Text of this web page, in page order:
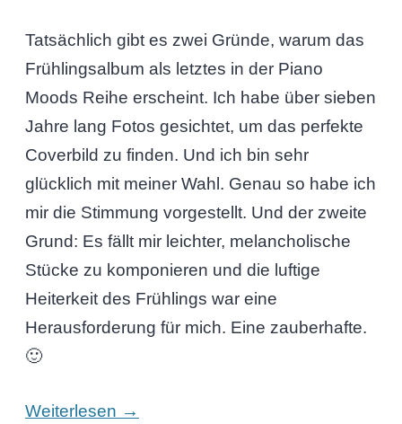
Tatsächlich gibt es zwei Gründe, warum das
Frühlingsalbum als letztes in der Piano
Moods Reihe erscheint. Ich habe über sieben
Jahre lang Fotos gesichtet, um das perfekte
Coverbild zu finden. Und ich bin sehr
glücklich mit meiner Wahl. Genau so habe ich
mir die Stimmung vorgestellt. Und der zweite
Grund: Es fällt mir leichter, melancholische
Stücke zu komponieren und die luftige
Heiterkeit des Frühlings war eine
Herausforderung für mich. Eine zauberhafte.
🙂
Weiterlesen →